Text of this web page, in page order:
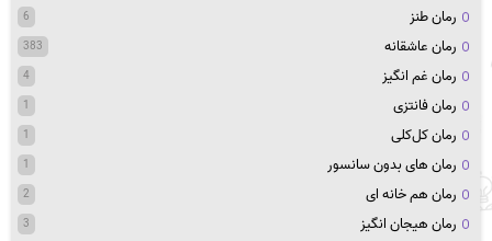
رمان طنز 6
رمان عاشقانه 383
رمان غم انگیز 4
رمان فانتزی 1
رمان کل‌کلی 1
رمان های بدون سانسور 1
رمان هم خانه ای 2
رمان هیجان انگیز 3